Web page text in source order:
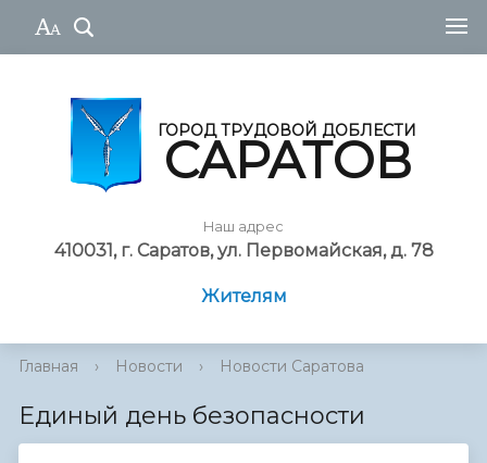
ГОРОД ТРУДОВОЙ ДОБЛЕСТИ
САРАТОВ
Наш адрес
410031, г. Саратов, ул. Первомайская, д. 78
Жителям
Главная › Новости › Новости Саратова
Единый день безопасности